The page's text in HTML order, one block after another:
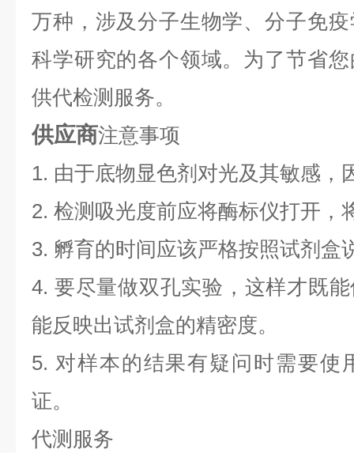
万种，涉及分子生物学、分子免
科学研究的各个领域。为了节省
供代检测服务。
供应商注意事项
1. 由于底物显色剂对光及其敏感，
2. 检测吸光度前应将酶标仪打开，
3. 孵育的时间应该严格按照试剂盒
4. 要尽量做双孔实验，这样才既
能反映出试剂盒的精密度。
5. 对样本的结果有疑问时需要使
证。
代测服务